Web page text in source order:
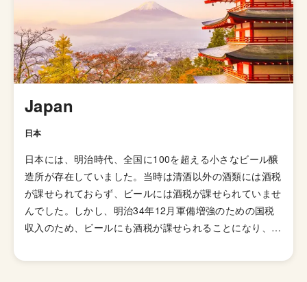
ペールエール」と呼ばれる群も存在していて、品評会でも
別のスタイルで扱われています。起源はイングランドの田
園地帯で醸造されていたアンバー色のオクトーバービール
とされています。 日本のクラフトビールの代表格「よな
よなエール」がこのペールエールで、苦味も比較的控えめ
ビールビギナーにオススメのスタイルと言えます。
Japan
日本
日本には、明治時代、全国に100を超える小さなビール醸
造所が存在していました。当時は清酒以外の酒類には酒税
が課せられておらず、ビールには酒税が課せられていませ
んでした。しかし、明治34年12月軍備増強のための国税
収入のため、ビールにも酒税が課せられることになり、資
を消していきました。これによりビール作りは戦後しばら